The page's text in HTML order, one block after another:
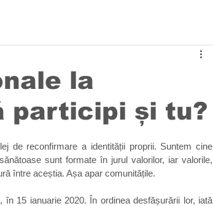
la
participi și tu?
de reconfirmare a identității proprii. Suntem cine
sunt formate în jurul valorilor, iar valorile,
între aceștia. Așa apar comunitățile.
15 ianuarie 2020. În ordinea desfășurării lor, iată